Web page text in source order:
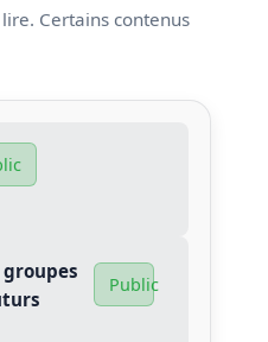
Certains contenus
Public